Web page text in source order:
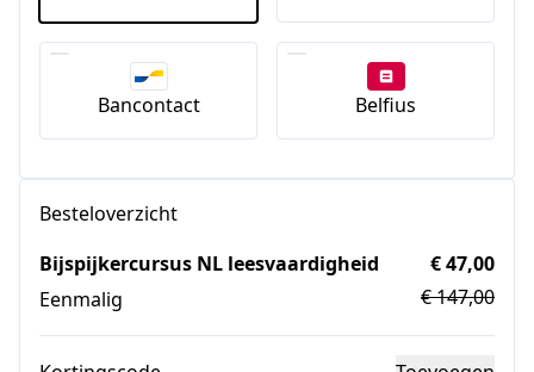
Bancontact Belfius
Besteloverzicht
Bijspijkercursus NL leesvaardigheid
Eenmalig
€ 47,00
€ 147,00